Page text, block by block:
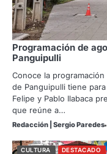
Programación de
Panguipulli
Conoce la
de Panguipulli tiene
Felipe y Pablo Ilabaca
que reúne a…
Redacción | Sergio Paredes
CULTURA DESTACADO